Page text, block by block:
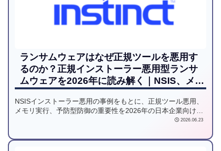
ランサムウェアはなぜ正規ツールを悪用す
るのか？正規インストーラー悪用型ランサ
ムウェアを2026年に読み解く｜NSIS、メモ
リ実行、予防ファーストの再整理
NSISインストーラー悪用の事例をもとに、正規ツール悪用、
メモリ実行、予防型防御の重要性を2026年の日本企業向けに
2026.06.23